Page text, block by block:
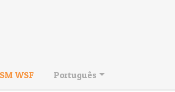
WSF Português